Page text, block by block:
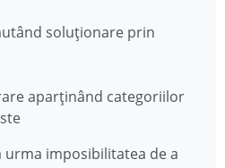
soluționare prin
aparținând categoriilor
urma imposibilitatea de a